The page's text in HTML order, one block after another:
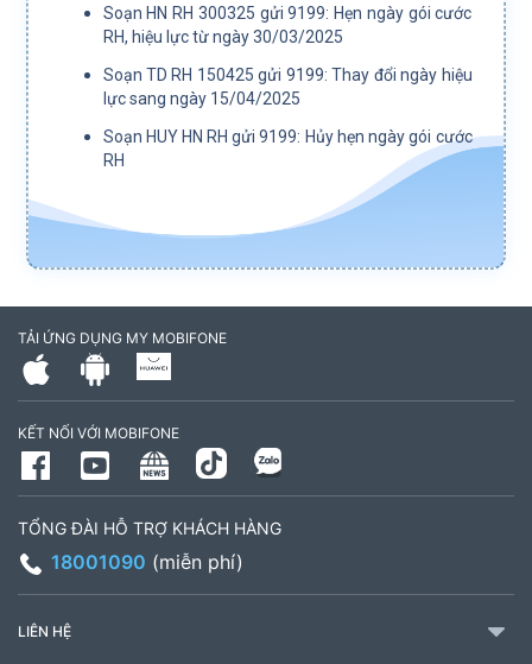
Soạn HN RH 300325 gửi 9199: Hẹn ngày gói cước
RH, hiệu lực từ ngày 30/03/2025
Soạn TD RH 150425 gửi 9199: Thay đổi ngày hiệu
lực sang ngày 15/04/2025
Soạn HUY HN RH gửi 9199: Hủy hẹn ngày gói cước
RH
TẢI ỨNG DỤNG MY MOBIFONE
KẾT NỐI VỚI MOBIFONE
TỔNG ĐÀI HỖ TRỢ KHÁCH HÀNG
18001090 (miễn phí)
LIÊN HỆ